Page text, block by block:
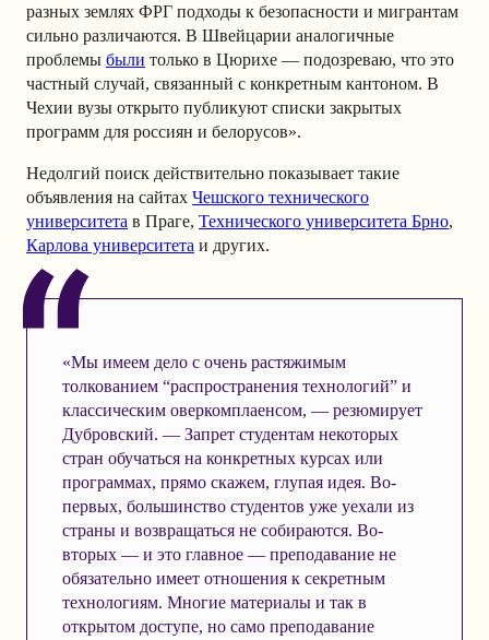
разных землях ФРГ подходы к безопасности и мигрантам
сильно различаются. В Швейцарии аналогичные
проблемы были только в Цюрихе — подозреваю, что это
частный случай, связанный с конкретным кантоном. В
Чехии вузы открыто публикуют списки закрытых
программ для россиян и белорусов».
Недолгий поиск действительно показывает такие
объявления на сайтах Чешского технического
университета в Праге, Технического университета Брно,
Карлова университета и других.
«Мы имеем дело с очень растяжимым
толкованием “распространения технологий” и
классическим оверкомплаенсом, — резюмирует
Дубровский. — Запрет студентам некоторых
стран обучаться на конкретных курсах или
программах, прямо скажем, глупая идея. Во-
первых, большинство студентов уже уехали из
страны и возвращаться не собираются. Во-
вторых — и это главное — преподавание не
обязательно имеет отношения к секретным
технологиям. Многие материалы и так в
открытом доступе, но само преподавание